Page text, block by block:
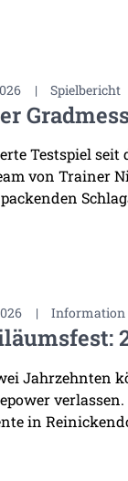
| Spielbericht
Testspiel
von Trainer
| Information
Jahrzehnten
in